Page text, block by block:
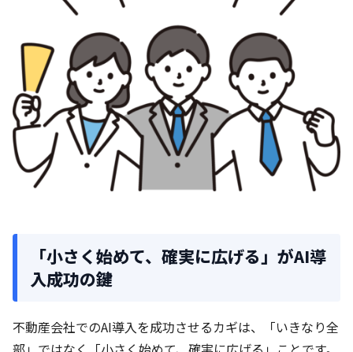
「小さく始めて、確実に広げる」がAI導
入成功の鍵
不動産会社でのAI導入を成功させるカギは、「いきなり全